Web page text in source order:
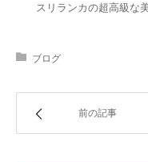
スリランカの超高級な
ブログ
前の記事